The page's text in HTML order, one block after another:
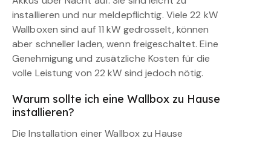
installieren und nur meldepflichtig. Viele 22 kW
Wallboxen sind auf 11 kW gedrosselt, können
aber schneller laden, wenn freigeschaltet. Eine
Genehmigung und zusätzliche Kosten für die
volle Leistung von 22 kW sind jedoch nötig.
Warum sollte ich eine Wallbox zu Hause
installieren?
Die Installation einer Wallbox zu Hause